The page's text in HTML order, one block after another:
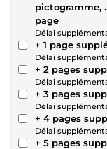
pictogramme,
page
Délai
+ 1 page
Délai
+ 2
Délai
+ 3
Délai
+ 4 pages
Délai
+ 5 pages